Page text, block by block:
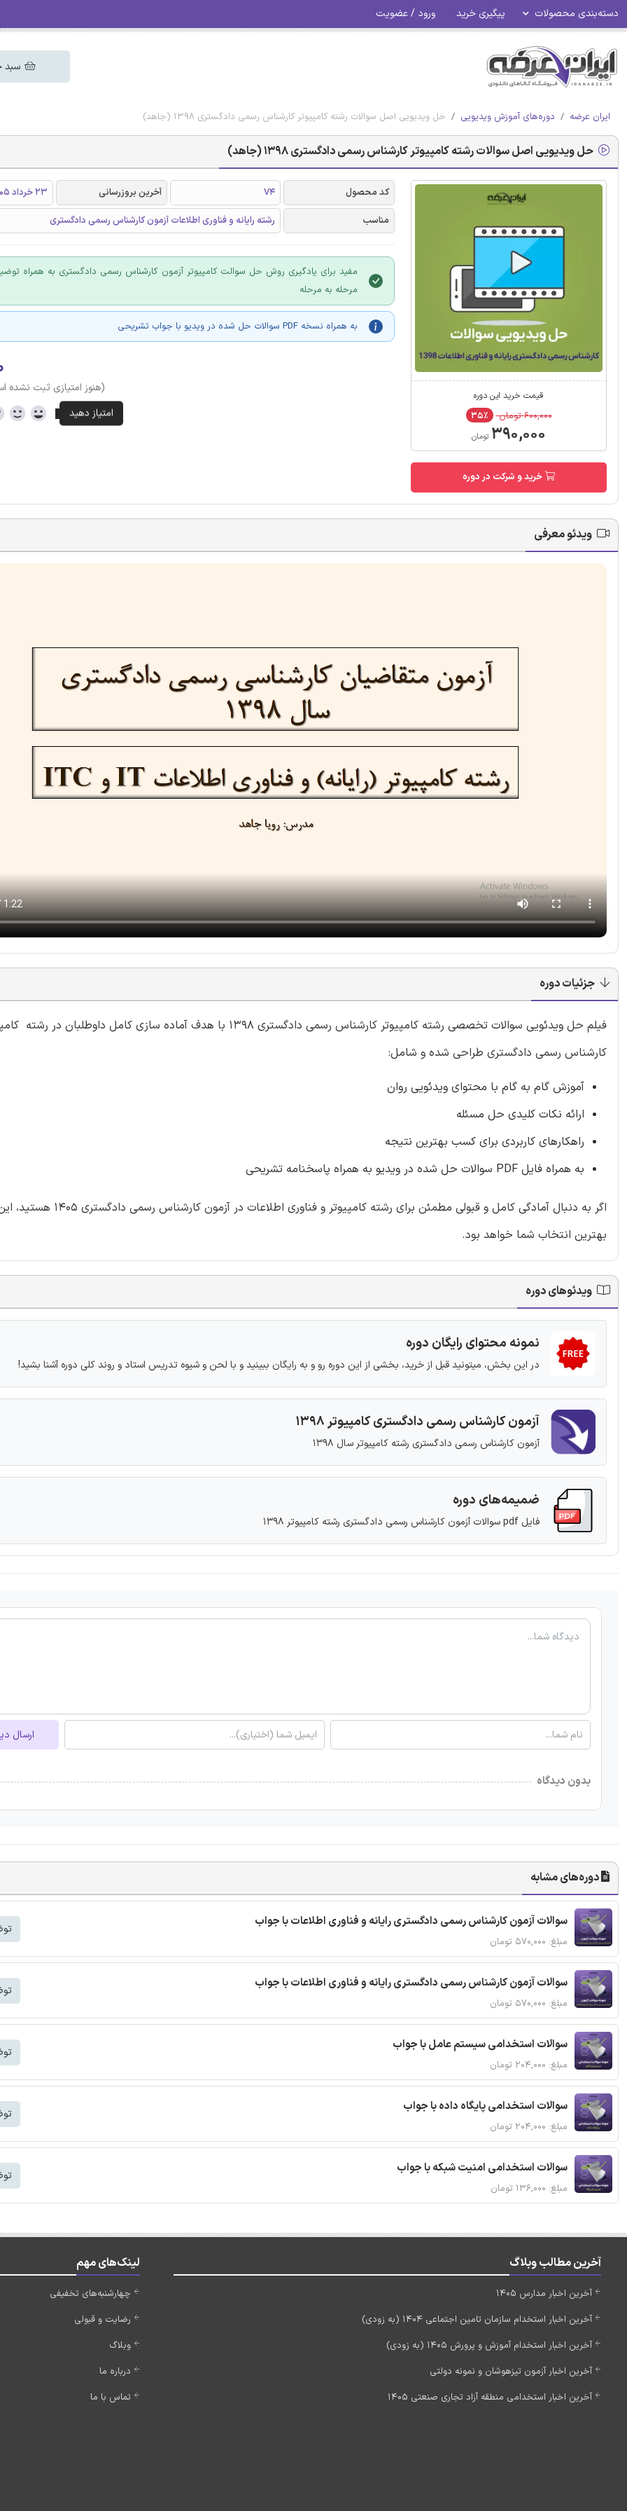
دسته‌بندی محصولات پیگیری خرید ورود / عضویت
سبد
ایران عرضه دوره‌های آموزش ویدیویی حل ویدیویی اصل سوالات رشته کامپیوتر کارشناس رسمی دادگستری 1398 (جاهد)
حل ویدیویی اصل سوالات رشته کامپیوتر کارشناس رسمی دادگستری 1398 (جاهد)
قیمت خرید این دوره
۶۰۰,۰۰۰ تومان ۳۵٪
۳۹۰,۰۰۰ تومان
خرید و شرکت در دوره
کد محصول V4 آخرین بروزرسانی
23 خرداد 1405
مناسب
رشته رایانه و فناوری اطلاعات آزمون کارشناس رسمی دادگستری
مفید برای یادگیری روش حل سوالت کامپیوتر آزمون‌ کارشناس رسمی دادگستری به همراه
مرحله به مرحله
به همراه نسخه PDF سوالات حل شده در ویدیو با جواب تشریحی
(هنوز امتیازی ثبت نشده
ویدئو معرفی
جزئیات دوره
فیلم حل ویدئویی سوالات تخصصی رشته کامپیوتر کارشناس رسمی دادگستری 1398 با هدف آماده ‌سازی کامل
کارشناس رسمی دادگستری طراحی شده و شامل:
آموزش گام ‌به ‌گام با محتوای ویدئویی روان
ارائه نکات کلیدی حل مسئله
راهکارهای کاربردی برای کسب بهترین نتیجه
به همراه فایل PDF سوالات حل شده در ویدیو به همراه پاسخنامه تشریحی
اگر به دنبال آمادگی کامل و قبولی مطمئن برای رشته کامپیوتر و فناوری اطلاعات در
بهترین انتخاب شما خواهد بود.
ویدئوهای دوره
نمونه محتوای رایگان دوره
در این بخش، میتونید قبل از خرید، بخشی از این دوره رو و به رایگان ببینید و با لحن و شیوه تدریس استاد و روند کلی دوره آشنا بشید!
آزمون کارشناس رسمی دادگستری کامپیوتر 1398
آزمون کارشناس رسمی دادگستری رشته کامپیوتر سال 1398
ضمیمه‌های دوره
فایل pdf سوالات آزمون کارشناس رسمی دادگستری رشته کامپیوتر 1398
ارسال
بدون دیدگاه
دوره‌های مشابه
سوالات آزمون کارشناس رسمی دادگستری رایانه و فناوری اطلاعات با جواب
مبلغ: ۵۷۰,۰۰۰ تومان
سوالات آزمون کارشناس رسمی دادگستری رایانه و فناوری اطلاعات با جواب
مبلغ: ۵۷۰,۰۰۰ تومان
سوالات استخدامی سیستم عامل با جواب
مبلغ: ۲۰۴,۰۰۰ تومان
سوالات استخدامی پایگاه داده با جواب
مبلغ: ۲۰۴,۰۰۰ تومان
سوالات استخدامی امنیت شبکه با جواب
مبلغ: ۱۳۶,۰۰۰ تومان
آخرین مطالب وبلاگ
آخرین اخبار مدارس 1405
آخرین اخبار استخدام سازمان تامین اجتماعی 1404 (به زودی)
آخرین اخبار استخدام آموزش و پرورش 1405 (به زودی)
آخرین اخبار آزمون تیزهوشان و نمونه دولتی
آخرین اخبار استخدامی منطقه آزاد تجاری صنعتی 1405
لینک‌های مهم
چهارشنبه‌های تخفیفی
رضایت و قبولی
وبلاگ
درباره ما
تماس با ما